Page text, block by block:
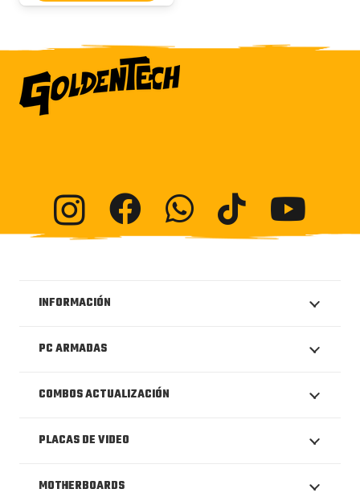
INFORMACIÓN
PC ARMADAS
COMBOS ACTUALIZACIÓN
PLACAS DE VIDEO
MOTHERBOARDS